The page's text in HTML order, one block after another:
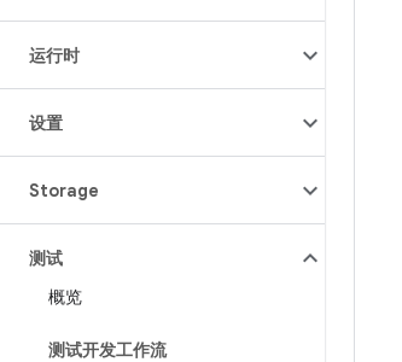
运行时
设置
Storage
测试
概览
测试开发工作流